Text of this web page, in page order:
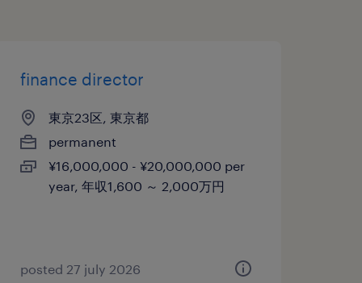
finance director
東京23区, 東京都
permanent
¥16,000,000 - ¥20,000,000 per
year, 年収1,600 ～ 2,000万円
posted 27 july 2026